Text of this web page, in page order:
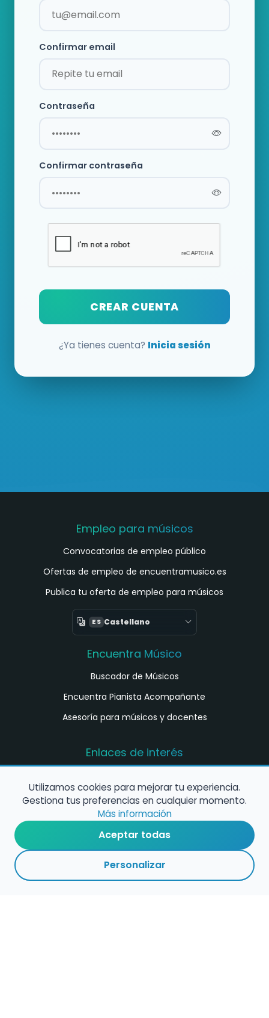
Confirmar email
Contraseña
Confirmar contraseña
CREAR CUENTA
¿Ya tienes cuenta? Inicia sesión
Empleo para músicos
Convocatorias de empleo público
Ofertas de empleo de encuentramusico.es
Publica tu oferta de empleo para músicos
ES Castellano
Encuentra Músico
Buscador de Músicos
Encuentra Pianista Acompañante
Asesoría para músicos y docentes
Enlaces de interés
música en España
Configura alertas de empleo
Contacta con nosotros
Utilizamos cookies para mejorar tu experiencia.
Gestiona tus preferencias en cualquier momento.
Más información
Aceptar todas
Personalizar